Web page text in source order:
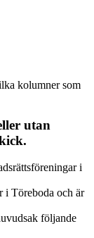
kolumner som
utan
i
i Töreboda och är
följande